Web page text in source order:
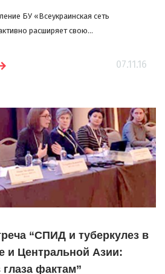
БУ «Всеукраинская сеть
расширяет свою...
07.11.16
“СПИД и туберкулез в
и Центральной Азии:
фактам”